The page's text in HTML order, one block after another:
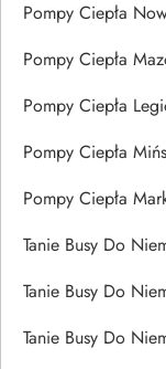
Pompy Ciepła
Pompy Ciepła
Pompy Ciepła
Pompy Ciepła
Pompy Ciepła
Tanie Busy Do
Tanie Busy Do
Tanie Busy Do